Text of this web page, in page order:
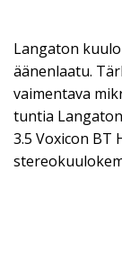
Langaton
äänenlaatu.
vaimentava
tuntia
3.5 Voxicon BT